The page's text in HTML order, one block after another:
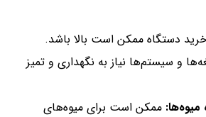
دستگاه ممکن است بالا باشد.
و سیستم‌ها نیاز به نگهداری و تمیز
میوه‌ها: ممکن است برای میوه‌های